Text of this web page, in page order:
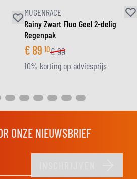
MUGENRACE
Rainy Zwart Fluo Geel 2-delig
Regenpak
€ 89 10€99
10% korting op adviesprijs
ONZE NIEUWSBRIEF